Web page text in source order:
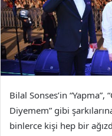
Bilal Sonses’in “Yapma”,
Diyemem” gibi
binlerce kişi hep bir